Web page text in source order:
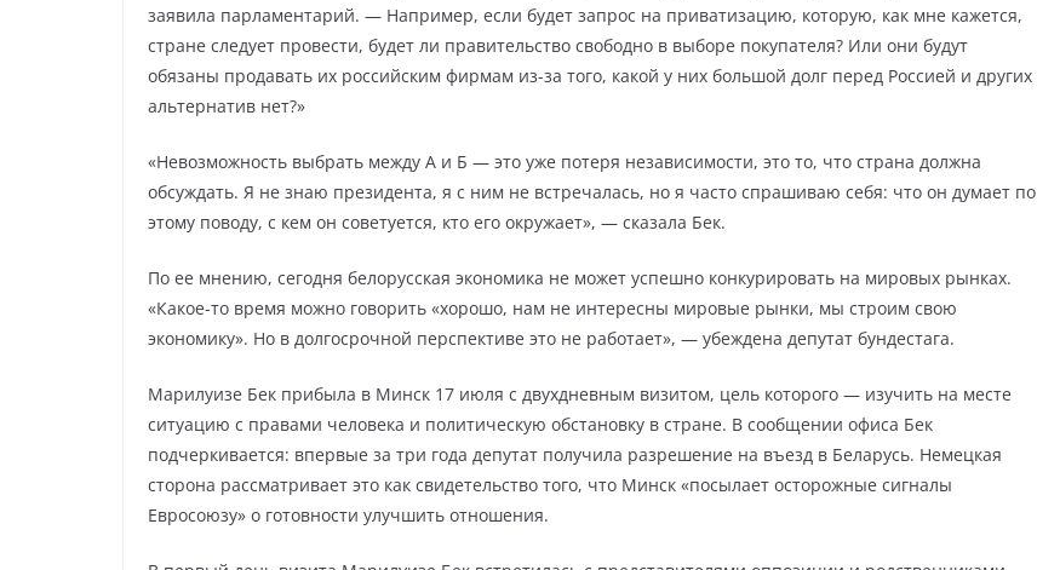
заявила парламентарий. — Например, если будет запрос на приватизацию, которую, как мне кажется,
стране следует провести, будет ли правительство свободно в выборе покупателя? Или они будут
обязаны продавать их российским фирмам из-за того, какой у них большой долг перед Россией и других
альтернатив нет?»
«Невозможность выбрать между А и Б — это уже потеря независимости, это то, что страна должна
обсуждать. Я не знаю президента, я с ним не встречалась, но я часто спрашиваю себя: что он думает по
этому поводу, с кем он советуется, кто его окружает», — сказала Бек.
По ее мнению, сегодня белорусская экономика не может успешно конкурировать на мировых рынках.
«Какое-то время можно говорить «хорошо, нам не интересны мировые рынки, мы строим свою
экономику». Но в долгосрочной перспективе это не работает», — убеждена депутат бундестага.
Марилуизе Бек прибыла в Минск 17 июля с двухдневным визитом, цель которого — изучить на месте
ситуацию с правами человека и политическую обстановку в стране. В сообщении офиса Бек
подчеркивается: впервые за три года депутат получила разрешение на въезд в Беларусь. Немецкая
сторона рассматривает это как свидетельство того, что Минск «посылает осторожные сигналы
Евросоюзу» о готовности улучшить отношения.